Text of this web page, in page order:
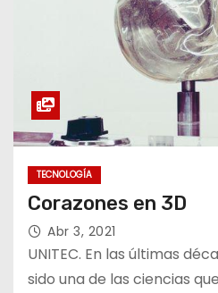
TECNOLOGÍA
Corazones en 3D
Abr 3, 2021
UNITEC. En las últimas
sido una de las ciencias